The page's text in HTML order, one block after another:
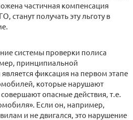
частичная компенсация
станут получать эту льготу в
системы проверки полиса
принципиальной
фиксация на первом этапе
которые нарушают
опасные действия, т.е.
Если он, например,
и не двигался, это нарушение